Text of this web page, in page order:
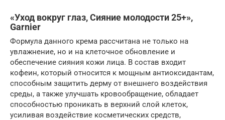
«Уход вокруг глаз, Сияние молодости 25+»,
Garnier
Формула данного крема рассчитана не только на
увлажнение, но и на клеточное обновление и
обеспечение сияния кожи лица. В состав входит
кофеин, который относится к мощным антиоксидантам,
способным защитить дерму от внешнего воздействия
среды, а также улучшать кровообращение, обладает
способностью проникать в верхний слой клеток,
усиливая воздействие косметических средств,